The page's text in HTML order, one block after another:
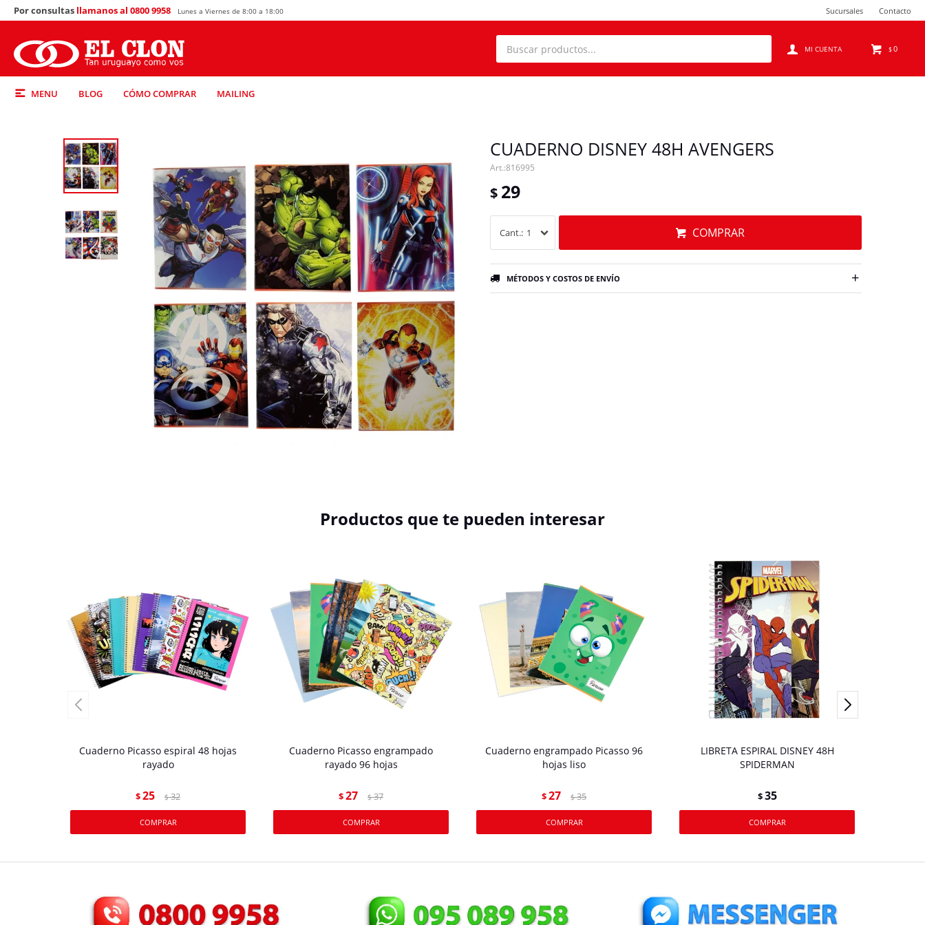
MENU BLOG CÓMO COMPRAR MAILING
$0
Por consultas llamanos al 0800 9958 Lunes a Viernes de 8:00 a 18:00 Sucursales Contacto
CUADERNO DISNEY 48H AVENGERS
816995
$ 29
1 COMPRAR
MÉTODOS Y COSTOS DE ENVÍO
Productos que te pueden interesar
Cuaderno Picasso espiral 48 hojas
rayado
$25 $ 32
Cuaderno Picasso engrampado
rayado 96 hojas
$27 $ 37
Cuaderno engrampado Picasso 96
hojas liso
$27 $ 35
LIBRETA ESPIRAL DISNEY 48H
SPIDERMAN
$35